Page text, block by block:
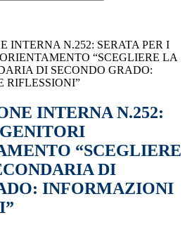
INTERNA N.252: SERATA PER I
“SCEGLIERE LA
DI SECONDO GRADO:
RIFLESSIONI”
INTERNA N.252:
“SCEGLIERE
DI
INFORMAZIONI